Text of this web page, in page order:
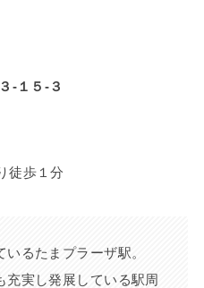
-１５-３
徒歩１分
るたまプラーザ駅。
充実し発展している駅周